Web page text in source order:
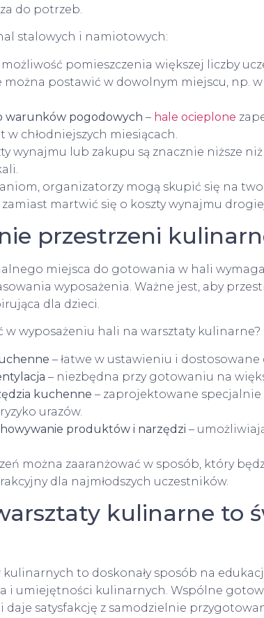
do potrzeb.
stalowych i namiotowych:
możliwość pomieszczenia większej liczby
można postawić w dowolnym miejscu, np.
warunków pogodowych – hale ocieplone
chłodniejszych miesiącach.
wynajmu lub zakupu są znacznie niższe
organizatorzy mogą skupić się na
martwić się o koszty wynajmu
przestrzeni
miejsca do gotowania w hali
wyposażenia. Ważne jest, aby
dla dzieci.
w wyposażeniu hali na warsztaty kulinarne?
– łatwe w ustawieniu i dostosowane
– niezbędna przy gotowaniu na
kuchenne – zaprojektowane specjalnie
urazów.
produktów i narzędzi –
można zaaranżować w sposób, który
dla najmłodszych uczestników.
kulinarne to
to doskonały sposób na
i umiejętności kulinarnych. Wspólne
daje satysfakcję z samodzielnie